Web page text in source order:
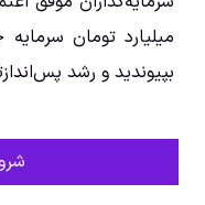
میلیارد تومان
بپیوندید و رشد